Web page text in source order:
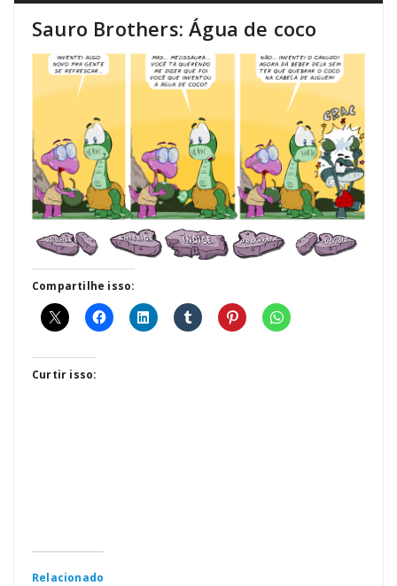
Sauro Brothers: Água de coco
Compartilhe isso:
Curtir isso:
Relacionado